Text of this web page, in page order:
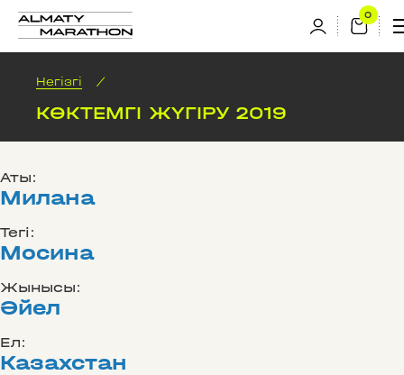
Негізгі /
КӨКТЕМГІ ЖҮГІРУ 2019
Аты:
Милана
Тегі:
Мосина
Жынысы:
Әйел
Ел:
Казахстан